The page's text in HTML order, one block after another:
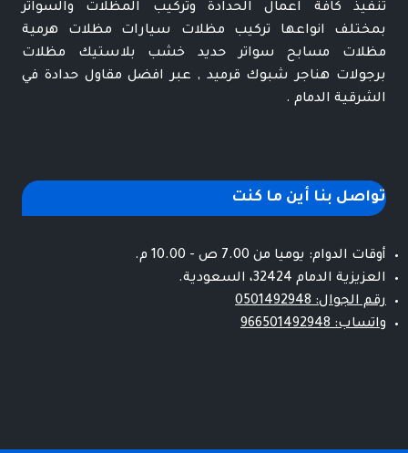
تنفيذ كافة اعمال الحدادة وتركيب المظلات والسواتر
بمختلف انواعها تركيب مظلات سيارات مظلات هرمية
مظلات مسابح سواتر حديد خشب بلاستيك مظلات
برجولات هناجر شبوك قرميد , عبر افضل مقاول حدادة في
الشرقية الدمام .
تواصل بنا أين ما كنت
أوقات الدوام: يوميا من 7.00 ص - 10.00 م.
العزيزية الدمام 32424، السعودية.
رقم الجوال: 0501492948
واتساب: 966501492948